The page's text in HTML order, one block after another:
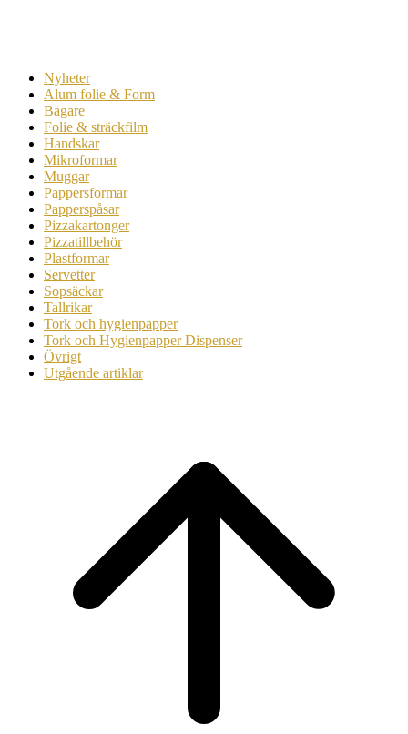
Nyheter
Alum folie & Form
Bägare
Folie & sträckfilm
Handskar
Mikroformar
Muggar
Pappersformar
Papperspåsar
Pizzakartonger
Pizzatillbehör
Plastformar
Servetter
Sopsäckar
Tallrikar
Tork och hygienpapper
Tork och Hygienpapper Dispenser
Övrigt
Utgående artiklar